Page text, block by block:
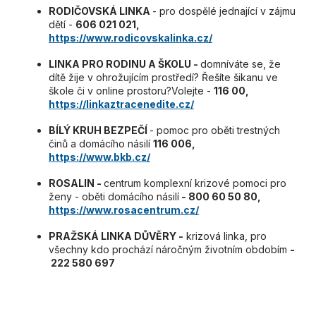
RODIČOVSKÁ LINKA - pro dospělé jednající v zájmu
dětí - 606 021 021,
https://www.rodicovskalinka.cz/
LINKA PRO RODINU A ŠKOLU - domníváte se, že
dítě žije v ohrožujícím prostředí? Řešíte šikanu ve
škole či v online prostoru?Volejte - 116 00,
https://linkaztracenedite.cz/
BÍLÝ KRUH BEZPEČÍ - pomoc pro oběti trestných
činů a domácího násilí 116 006,
https://www.bkb.cz/
ROSALIN - centrum komplexní krizové pomoci pro
ženy - oběti domácího násilí- 800 60 50 80,
https://www.rosacentrum.cz/
PRAŽSKÁ LINKA DŮVĚRY - krizová linka, pro
všechny kdo prochází náročným životním obdobím -
222 580 697